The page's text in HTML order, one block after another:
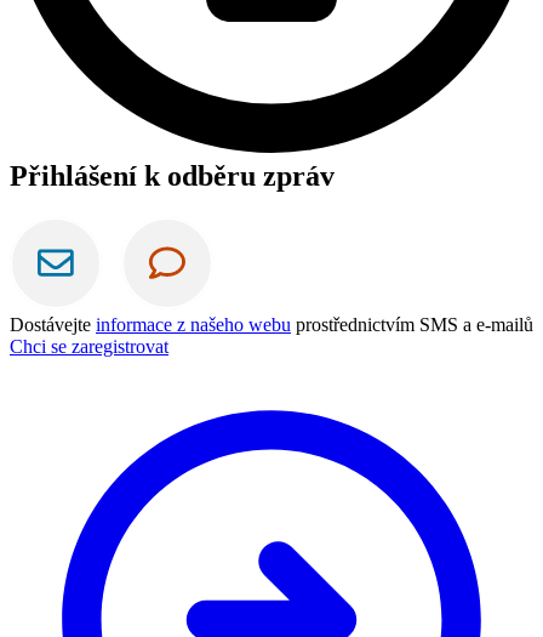
Přihlášení k odběru zpráv
Dostávejte informace z našeho webu prostřednictvím SMS a e-mailů
Chci se zaregistrovat